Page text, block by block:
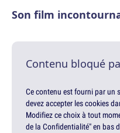
Son film
Contenu bloqué
Ce contenu est fourni par un
devez accepter les cookies
Modifiez ce choix à tout
de la Confidentialité" en bas